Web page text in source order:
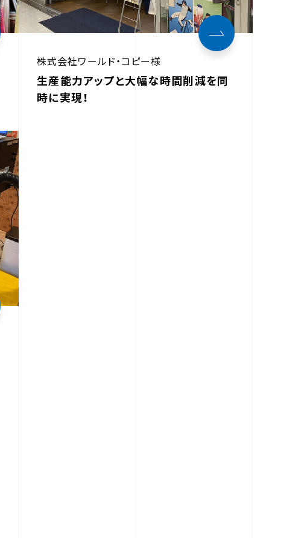
株式会社ワールド・コピー様
生産能力アップと大幅な時間削減を同
時に実現！